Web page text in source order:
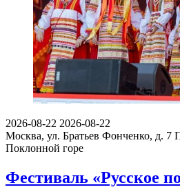
2026-08-22 2026-08-22
Москва, ул. Братьев Фонченко, д. 7
Поклонной горе
Фестиваль «Русское